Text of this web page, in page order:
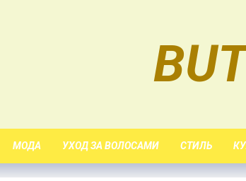
МОДА УХОД ЗА ВОЛОСАМИ СТИЛЬ